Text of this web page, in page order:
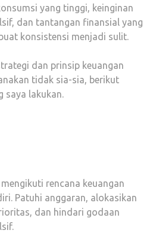
yang tinggi, keinginan
dan tantangan finansial yang
konsistensi menjadi sulit.
dan prinsip keuangan
tidak sia-sia, berikut
saya lakukan.
rencana keuangan
Patuhi anggaran, alokasikan
dan hindari godaan